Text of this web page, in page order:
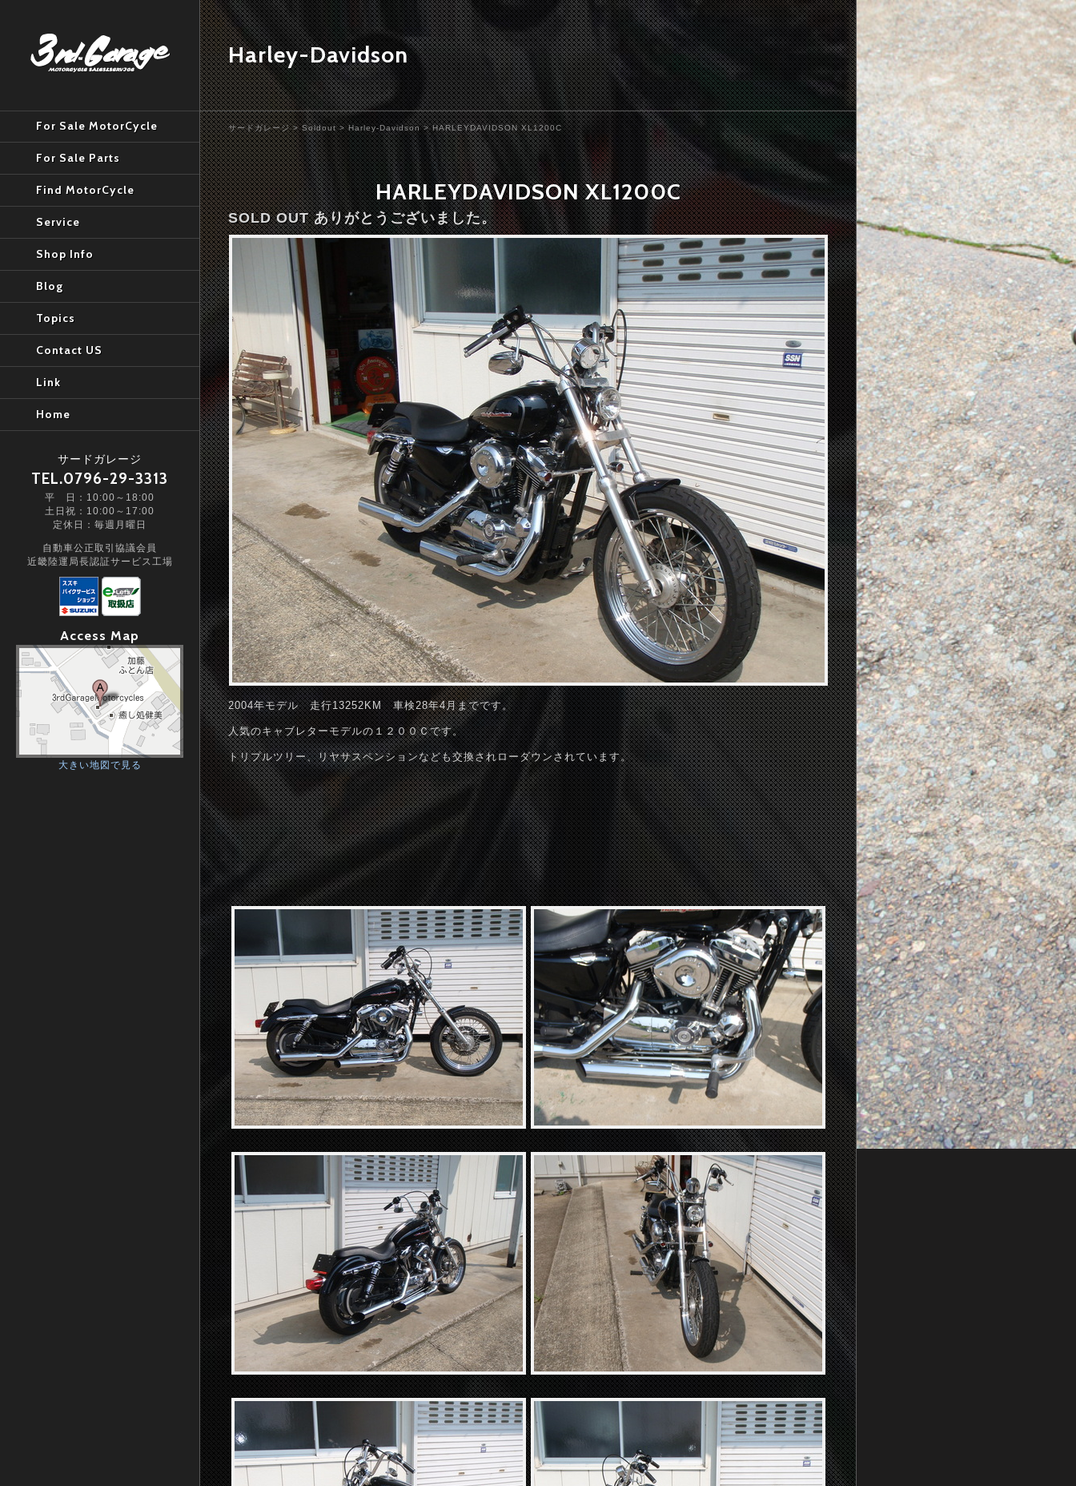
Harley-Davidson
サードガレージ>Soldout>Harley-Davidson> HARLEYDAVIDSON XL1200C
HARLEYDAVIDSON XL1200C
SOLD OUT ありがとうございました。
2004年モデル 走行13252KM 車検28年4月までです。
人気のキャブレターモデルの１２００Ｃです。
トリプルツリー、リヤサスペンションなども交換されローダウンされています。
For Sale MotorCycle
For Sale Parts
Find MotorCycle
Service
Shop Info
Blog
Topics
Contact US
Link
Home
サードガレージ
TEL.0796-29-3313
平 日：10:00～18:00
土日祝：10:00～17:00
定休日：毎週月曜日
自動車公正取引協議会員
近畿陸運局長認証サービス工場
Access Map
大きい地図で見る